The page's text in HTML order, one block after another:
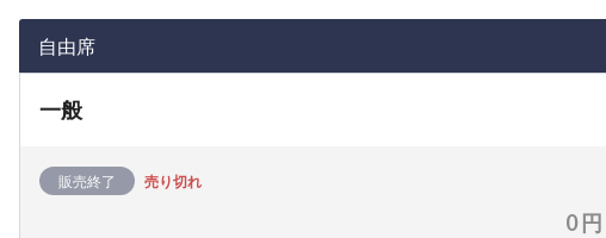
自由席
一般
販売終了 売り切れ
0 円